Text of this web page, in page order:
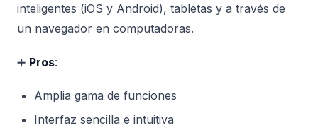
inteligentes (iOS y Android), tabletas y a través de
un navegador en computadoras.
➕ Pros:
Amplia gama de funciones
Interfaz sencilla e intuitiva